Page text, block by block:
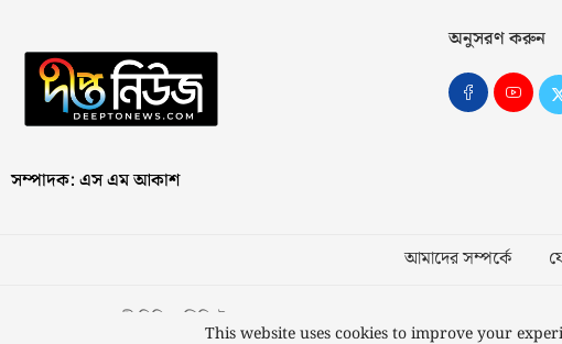
সম্পাদক: এস এম আকাশ
অনুসরণ করুন
আমাদের সম্পর্কে
স্বত্ব © ২০২৩ কাজী মিডিয়া লিমিটেডThis website uses cookies to improve your